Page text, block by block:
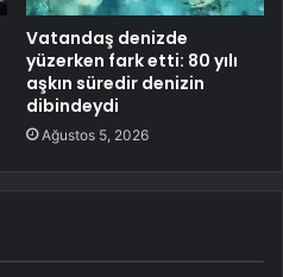
Vatandaş denizde
yüzerken fark etti: 80 yılı
aşkın süredir denizin
dibindeydi
Ağustos 5, 2026